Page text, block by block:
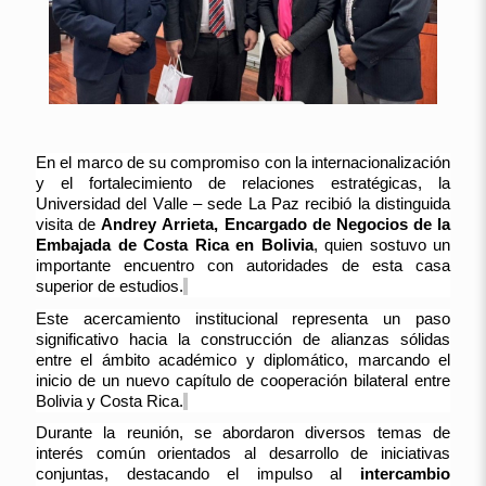
En el marco de su compromiso con la internacionalización
y el fortalecimiento de relaciones estratégicas, la
Universidad del Valle – sede La Paz recibió la distinguida
visita deAndrey Arrieta, Encargado de Negocios de la
Embajada de Costa Rica en Bolivia, quien sostuvo un
importante encuentro con autoridades de esta casa
superior de estudios.
Este acercamiento institucional representa un paso
significativo hacia la construcción de alianzas sólidas
entre el ámbito académico y diplomático, marcando el
inicio de un nuevo capítulo de cooperación bilateral entre
Bolivia y Costa Rica.
Durante la reunión, se abordaron diversos temas de
interés común orientados al desarrollo de iniciativas
conjuntas, destacando el impulso al intercambio